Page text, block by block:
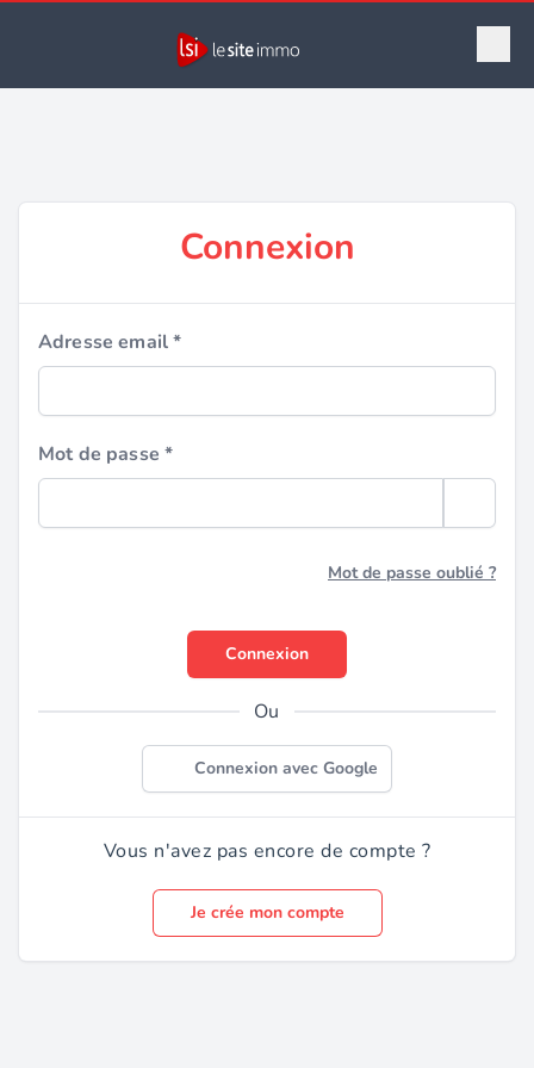
Connexion
Adresse email *
Mot de passe *
Mot de passe oublié ?
Connexion
Ou
Connexion avec Google
Vous n'avez pas encore de compte ?
Je crée mon compte